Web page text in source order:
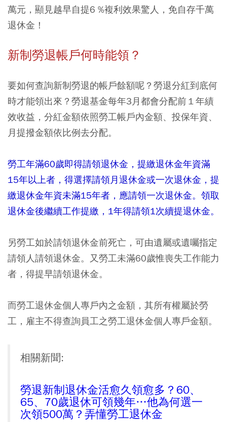
萬元，顯見越早自提6 %複利效果驚人，免自存千萬
退休金！
新制勞退帳戶何時能領？
要如何查詢新制勞退的帳戶餘額呢？勞退分紅到底何
時才能領出來？勞退基金每年3月都會分配前１年績
效收益，分紅金額依照勞工帳戶內金額、投保年資、
月提撥金額依比例去分配。
勞工年滿60歲即得請領退休金，提繳退休金年資滿
15年以上者，得選擇請領月退休金或一次退休金，提
繳退休金年資未滿15年者，應請領一次退休金。領取
退休金後繼續工作提繳，1年得請領1次續提退休金。
另勞工如於請領退休金前死亡，可由遺屬或遺囑指定
請領人請領退休金。又勞工未滿60歲惟喪失工作能力
者，得提早請領退休金。
而勞工退休金個人專戶內之金額，其所有權屬於勞
工，雇主不得查詢員工之勞工退休金個人專戶金額。
相關新聞:
勞退新制退休金活愈久領愈多？60、
65、70歲退休可領幾年…他為何選一
次領500萬？弄懂勞工退休金